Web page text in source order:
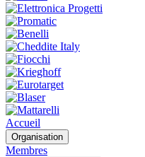
Accueil
Organisation
Membres